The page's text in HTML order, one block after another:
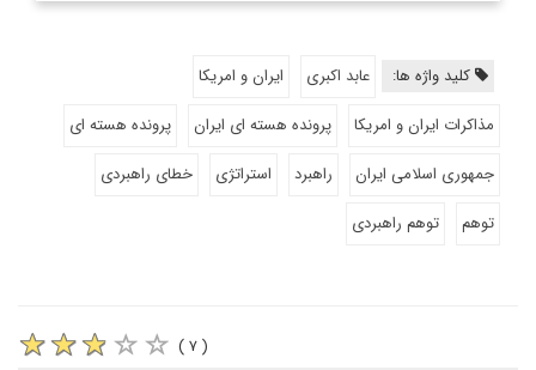
کلید واژه ها: عابد اکبری
ایران و امریکا
مذاکرات ایران و امریکا
پرونده هسته ای ایران
پرونده هسته ای
جمهوری اسلامی ایران
راهبرد استراتژی
خطای راهبردی
توهم
توهم راهبردی
( ۷ )